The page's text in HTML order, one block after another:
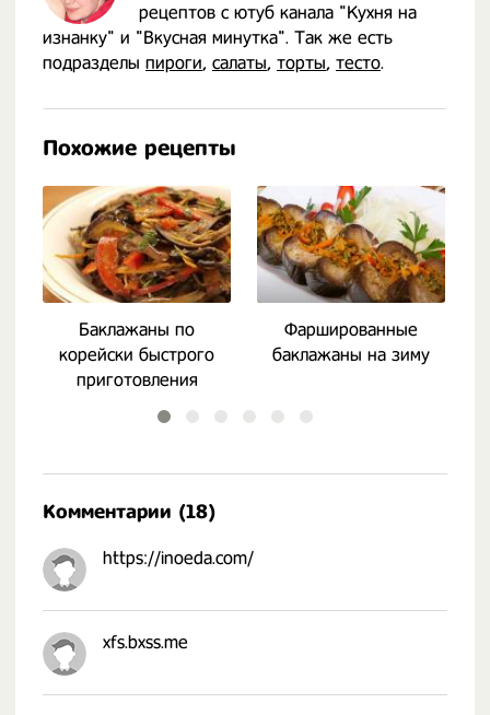
рецептов с ютуб канала "Кухня на
изнанку" и "Вкусная минутка". Так же есть
подразделы пироги, салаты, торты, тесто.
Похожие рецепты
Баклажаны по
корейски быстрого
приготовления
Фаршированные
баклажаны на зиму
Комментарии (18)
https://inoeda.com/
xfs.bxss.me